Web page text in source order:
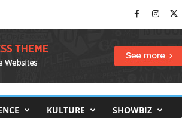
KULTURE SHOWBIZ